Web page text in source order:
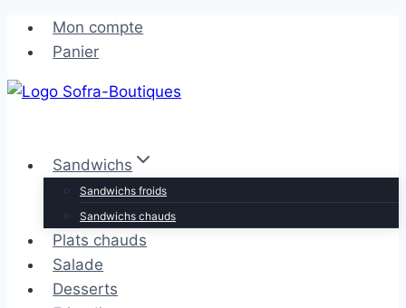
Aller
contenu
Aller
contenu
Mon compte
Panier
Sandwichs
Sandwichs froids
Sandwichs chauds
Plats chauds
Salade
Desserts